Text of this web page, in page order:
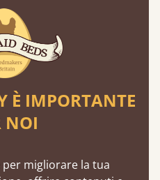
direttamente dal
gli intermediari, è
significativi.
di più
È IMPORTANTE
NOI
migliorare la tua